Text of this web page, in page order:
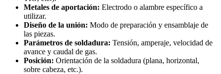
Metales de aportación: Electrodo o alambre específico a
utilizar.
Diseño de la unión: Modo de preparación y ensamblaje de
las piezas.
Parámetros de soldadura: Tensión, amperaje, velocidad de
avance y caudal de gas.
Posición: Orientación de la soldadura (plana, horizontal,
sobre cabeza, etc.).